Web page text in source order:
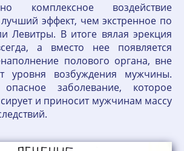
комплексное воздействие
лучший эффект, чем экстренное по
Левитры. В итоге вялая эрекция
а вместо нее появляется
полового органа, вне
уровня возбуждения мужчины.
заболевание, которое
и приносит мужчинам массу